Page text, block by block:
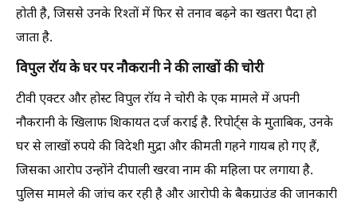
होती है, जिससे उनके रिश्तों में फिर से तनाव बढ़ने का खतरा पैदा हो
जाता है.
विपुल रॉय के घर पर नौकरानी ने की लाखों की चोरी
टीवी एक्टर और होस्ट विपुल रॉय ने चोरी के एक मामले में अपनी
नौकरानी के खिलाफ शिकायत दर्ज कराई है. रिपोर्ट्स के मुताबिक, उनके
घर से लाखों रुपये की विदेशी मुद्रा और कीमती गहने गायब हो गए हैं,
जिसका आरोप उन्होंने दीपाली खरवा नाम की महिला पर लगाया है.
पुलिस मामले की जांच कर रही है और आरोपी के बैकग्राउंड की जानकारी